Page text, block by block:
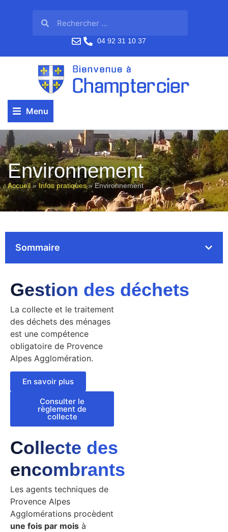
04 92 31 10 37
Menu
Environnement
Accueil»Infos pratiques»Environnement
Sommaire
Gestion des déchets
La collecte et le traitement
des déchets des ménages
est une compétence
obligatoire de Provence
Alpes Agglomération.
En savoir plus
Consulter le
règlement de
collecte
Collecte des
encombrants
Les agents techniques de
Provence Alpes
Agglomérations procèdent
une fois par mois à